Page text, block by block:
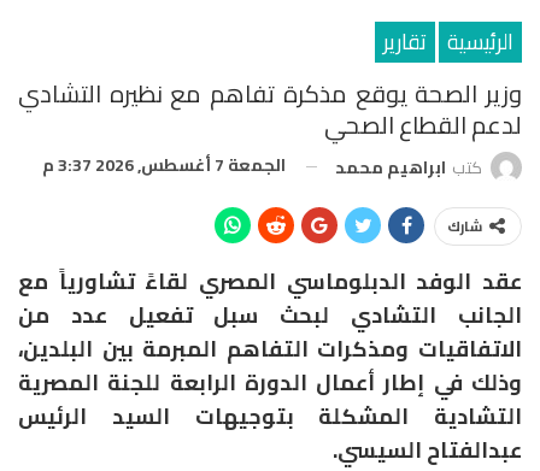
الرئيسية تقارير
وزير الصحة يوقع مذكرة تفاهم مع نظيره التشادي
لدعم القطاع الصحي
كتب ابراهيم محمد الجمعة 7 أغسطس, 2026 3:37 م
شارك
عقد الوفد الدبلوماسي المصري لقاءً تشاورياً مع
الجانب التشادي لبحث سبل تفعيل عدد من
الاتفاقيات ومذكرات التفاهم المبرمة بين البلدين،
وذلك في إطار أعمال الدورة الرابعة للجنة المصرية
التشادية المشكلة بتوجيهات السيد الرئيس
عبدالفتاح السيسي.